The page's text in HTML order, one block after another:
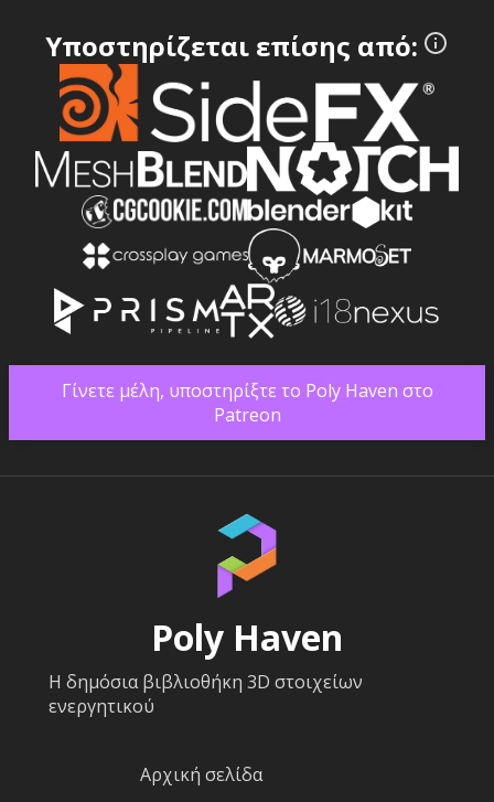
Υποστηρίζεται επίσης από:
Γίνετε μέλη, υποστηρίξτε το Poly Haven στο
Patreon
Poly Haven
Η δημόσια βιβλιοθήκη 3D στοιχείων
ενεργητικού
Αρχική σελίδα